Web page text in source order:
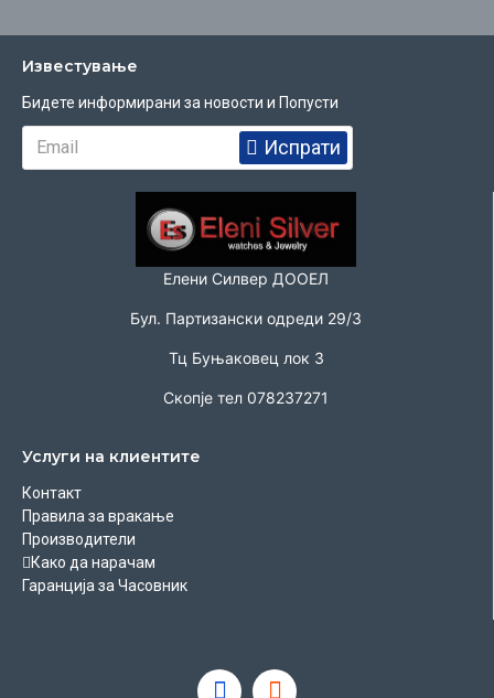
Известувањe
Бидете информирани за новости и Попусти
Испрати
Елени Силвер ДООЕЛ
Бул. Партизански одреди 29/3
Тц Буњаковец лок 3
Скопје тел 078237271
Услуги на клиентите
Контакт
Правила за вракање
Производители
Како да нарачам
Гаранција за Часовник